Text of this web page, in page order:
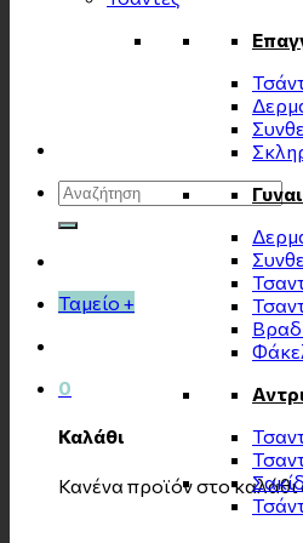
Αναζήτηση
για:
Ταμείο +
0
Καλάθι
Κανένα προϊόν στο καλάθι